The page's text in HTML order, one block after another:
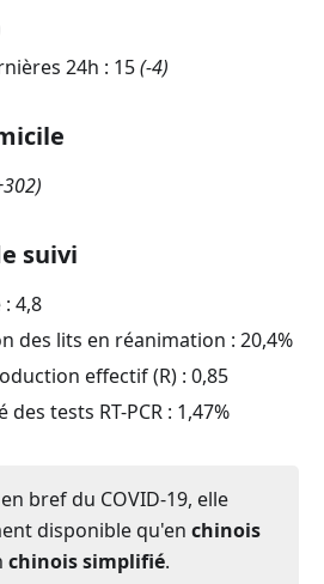
24h : 15(-4)
)
suivi
4,8
des lits en réanimation : 20,4%
effectif (R) : 0,85
tests RT-PCR : 1,47%
bref du COVID-19, elle
disponible qu'en chinois
chinois simplifié.